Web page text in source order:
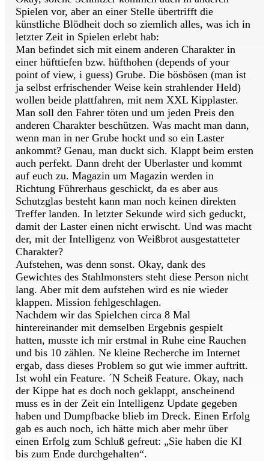
Spielen vor, aber an einer Stelle übertrifft die
künstliche Blödheit doch so ziemlich alles, was ich in
letzter Zeit in Spielen erlebt hab:
Man befindet sich mit einem anderen Charakter in
einer hüfttiefen bzw. hüfthohen (depends of your
point of view, i guess) Grube. Die bösbösen (man ist
ja selbst erfrischender Weise kein strahlender Held)
wollen beide plattfahren, mit nem XXL Kipplaster.
Man soll den Fahrer töten und um jeden Preis den
anderen Charakter beschützen. Was macht man dann,
wenn man in ner Grube hockt und so ein Laster
ankommt? Genau, man duckt sich. Klappt beim ersten
auch perfekt. Dann dreht der Uberlaster und kommt
auf euch zu. Magazin um Magazin werden in
Richtung Führerhaus geschickt, da es aber aus
Schutzglas besteht kann man noch keinen direkten
Treffer landen. In letzter Sekunde wird sich geduckt,
damit der Laster einen nicht erwischt. Und was macht
der, mit der Intelligenz von Weißbrot ausgestatteter
Charakter?
Aufstehen, was denn sonst. Okay, dank des
Gewichtes des Stahlmonsters steht diese Person nicht
lang. Aber mit dem aufstehen wird es nie wieder
klappen. Mission fehlgeschlagen.
Nachdem wir das Spielchen circa 8 Mal
hintereinander mit demselben Ergebnis gespielt
hatten, musste ich mir erstmal in Ruhe eine Rauchen
und bis 10 zählen. Ne kleine Recherche im Internet
ergab, dass dieses Problem so gut wie immer auftritt.
Ist wohl ein Feature. ´N Scheiß Feature. Okay, nach
der Kippe hat es doch noch geklappt, anscheinend
muss es in der Zeit ein Intelligenz Update gegeben
haben und Dumpfbacke blieb im Dreck. Einen Erfolg
gab es auch noch, ich hätte mich aber mehr über
einen Erfolg zum Schluß gefreut: „Sie haben die KI
bis zum Ende durchgehalten“.